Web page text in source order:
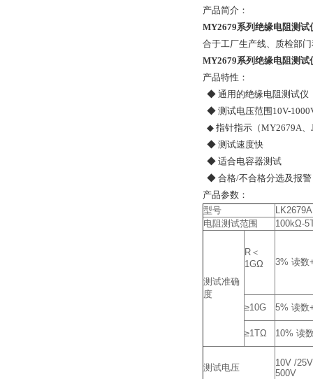
产品简介：
MY2679系列绝缘电阻测试
合于工厂生产线、质检部
MY2679系列绝缘电阻测试
产品特性：
◆ 通用的绝缘电阻测试仪
◆ 测试电压范围10V-
◆ 指针指示（MY2679A、
◆ 测试速度快
◆ 适合电容器测试
◆ 合格/不合格分选及报警
产品参数：
型号
LK2679A
电阻测试范围
100kΩ-
测试准确
度
R＜
1GΩ
3% 读数
≥10G 5% 读数
≥1TΩ 10% 读
测试电压
10V /
500V